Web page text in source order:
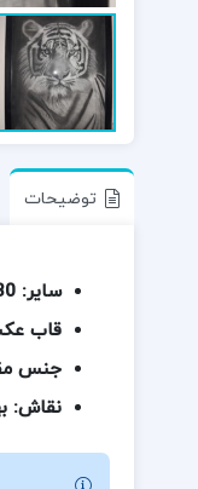
توضیحات
سایر: 30 در 40 سانتیمتر
قاب
جنس
نقاش: